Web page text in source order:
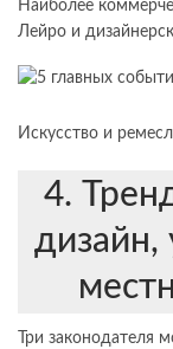
Наиболее
Лейро и
Искусство и
4.
дизайн,
Три законодателя